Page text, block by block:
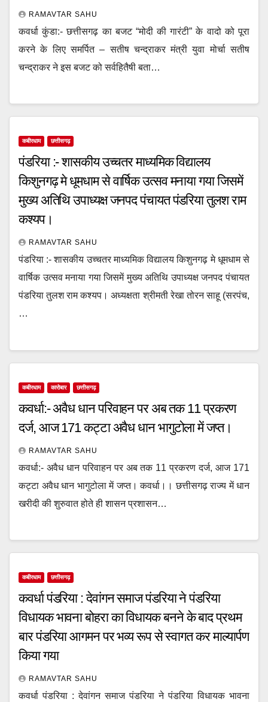
RAMAVTAR SAHU
कवर्धा कुंडा:- छत्तीसगढ़ का बजट “मोदी की गारंटी” के वादो को पूरा
करने के लिए समर्पित – सतीष चन्द्राकर मंत्री युवा मोर्चा सतीष
चन्द्राकर ने इस बजट को सर्वहितैषी बता…
कबीरधाम छत्तीसगढ़
पंडरिया :- शासकीय उच्चतर माध्यमिक विद्यालय
किशुनगढ़ मे धूमधाम से वार्षिक उत्सव मनाया गया जिसमें
मुख्य अतिथि उपाध्यक्ष जनपद पंचायत पंडरिया तुलश राम
कश्यप।
RAMAVTAR SAHU
पंडरिया :- शासकीय उच्चतर माध्यमिक विद्यालय किशुनगढ़ मे धूमधाम से
वार्षिक उत्सव मनाया गया जिसमें मुख्य अतिथि उपाध्यक्ष जनपद पंचायत
पंडरिया तुलश राम कश्यप। अध्यक्षता श्रीमती रेखा तोरन साहू (सरपंच,
…
कबीरधाम कारोबार छत्तीसगढ़
कवर्धा:- अवैध धान परिवाहन पर अब तक 11 प्रकरण
दर्ज, आज 171 कट्टा अवैध धान भागुटोला में जप्त।
RAMAVTAR SAHU
कवर्धा:- अवैध धान परिवाहन पर अब तक 11 प्रकरण दर्ज, आज 171
कट्टा अवैध धान भागुटोला में जप्त। कवर्धा।। छत्तीसगढ़ राज्य में धान
खरीदी की शुरुवात होते ही शासन प्रशासन…
कबीरधाम छत्तीसगढ़
कवर्धा पंडरिया : देवांगन समाज पंडरिया ने पंडरिया
विधायक भावना बोहरा का विधायक बनने के बाद प्रथम
बार पंडरिया आगमन पर भव्य रूप से स्वागत कर माल्यार्पण
किया गया
RAMAVTAR SAHU
कवर्धा पंडरिया : देवांगन समाज पंडरिया ने पंडरिया विधायक भावना